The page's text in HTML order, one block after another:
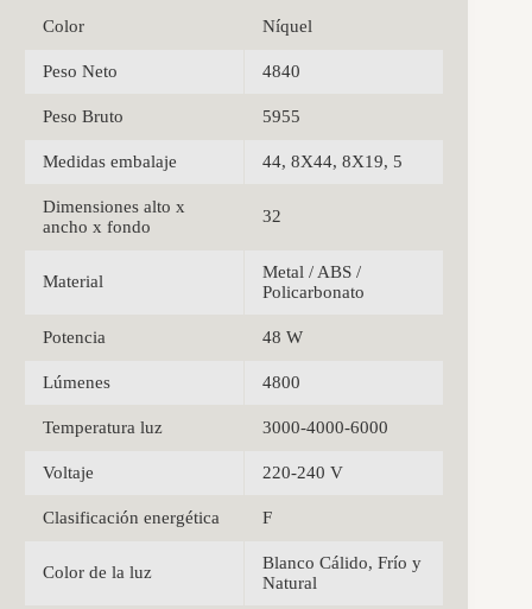
Color Níquel
Peso Neto 4840
Peso Bruto 5955
Medidas embalaje 44, 8X44, 8X19, 5
Dimensiones alto x
ancho x fondo
32
Material
Metal / ABS /
Policarbonato
Potencia 48 W
Lúmenes 4800
Temperatura luz 3000-4000-6000
Voltaje 220-240 V
Clasificación energética F
Color de la luz
Blanco Cálido, Frío y
Natural